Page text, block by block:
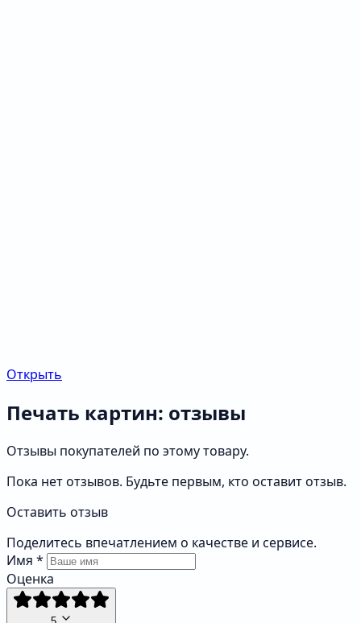
Открыть
Печать картин: отзывы
Отзывы покупателей по этому товару.
Пока нет отзывов. Будьте первым, кто оставит отзыв.
Оставить отзыв
Поделитесь впечатлением о качестве и сервисе.
Имя *
Оценка